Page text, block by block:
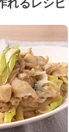
れるレシピ